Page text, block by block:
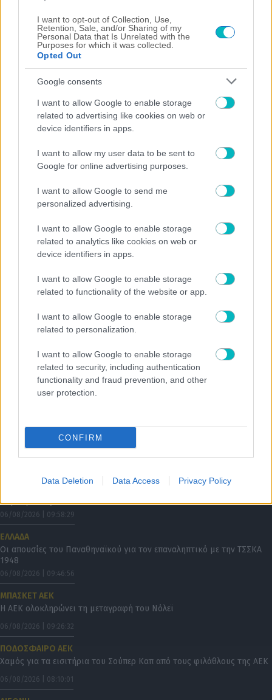
I want to opt-out of Collection, Use,
Retention, Sale, and/or Sharing of my
Personal Data that Is Unrelated with the
Purposes for which it was collected.
Opted Out
Google consents
I want to allow Google to enable storage
related to advertising like cookies on web or
device identifiers in apps.
I want to allow my user data to be sent to
Google for online advertising purposes.
I want to allow Google to send me
personalized advertising.
I want to allow Google to enable storage
related to analytics like cookies on web or
device identifiers in apps.
I want to allow Google to enable storage
related to functionality of the website or app.
I want to allow Google to enable storage
related to personalization.
I want to allow Google to enable storage
related to security, including authentication
functionality and fraud prevention, and other
user protection.
CONFIRM
Data Deletion Data Access Privacy Policy
06/08/2026 | 11:53:36
Ανακοίνωσε Στρεφέτσα η Παλέρμο
Έκανε κίνηση για Ρόμπι Γιουρ ο ΠΑΟΚ
06/08/2026 | 11:35:33
ΠΟΔΟΣΦΑΙΡΟ ΑΕΚ
«Ετοιμάζεται να κινηθεί για Αριάγκα η ΑΕΚ»
06/08/2026 | 10:36:02
06/08/2026 | 10:21:32
Πορτογάλους
06/08/2026 | 09:58:29
ΕΛΛΑΔΑ
Οι απουσίες του Παναθηναϊκού για τον επαναληπτικό με την ΤΣΣΚΑ
1948
06/08/2026 | 09:46:56
ΜΠΑΣΚΕΤ ΑΕΚ
Η ΑΕΚ ολοκληρώνει τη μεταγραφή του Νόλεϊ
06/08/2026 | 09:26:32
ΠΟΔΟΣΦΑΙΡΟ ΑΕΚ
Χαμός για τα εισιτήρια του Σούπερ Καπ από τους φιλάθλους της ΑΕΚ
06/08/2026 | 08:10:01